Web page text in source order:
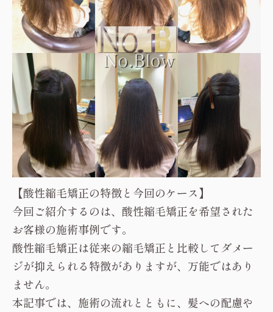
【酸性縮毛矯正の特徴と今回のケース】
今回ご紹介するのは、酸性縮毛矯正を希望された
お客様の施術事例です。
酸性縮毛矯正は従来の縮毛矯正と比較してダメー
ジが抑えられる特徴がありますが、万能ではあり
ません。
本記事では、施術の流れとともに、髪への配慮や